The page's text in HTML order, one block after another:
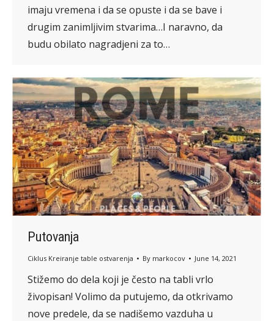
imaju vremena i da se opuste i da se bave i
drugim zanimljivim stvarima…I naravno, da
budu obilato nagradjeni za to…
Putovanja
Ciklus Kreiranje table ostvarenja By markocov June 14, 2021
Stižemo do dela koji je često na tabli vrlo
živopisan! Volimo da putujemo, da otkrivamo
nove predele, da se nadišemo vazduha u